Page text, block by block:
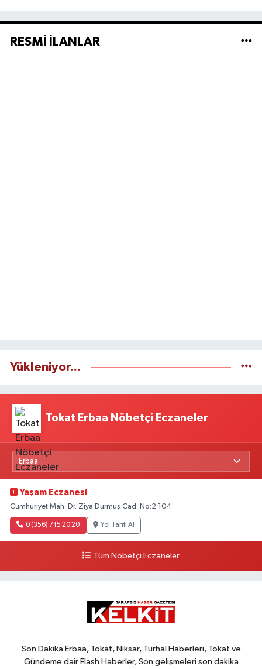
RESMİ İLANLAR
Yükleniyor...
Tokat Erbaa Nöbetçi Eczaneler
Yaşam Eczanesi
Cumhuriyet Mah. Dr. Ziya Durmuş Cad. No:2 104
0 (356) 715 20 20 Yol Tarifi Al
Tüm Nöbetçi Eczaneler
Son Dakika Erbaa, Tokat, Niksar, Turhal Haberleri, Tokat ve
Gündeme dair Flash Haberler, Son gelişmeleri son dakika